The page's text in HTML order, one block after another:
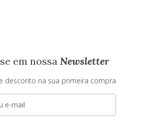
em nossa Newsletter
desconto na sua primeira compra